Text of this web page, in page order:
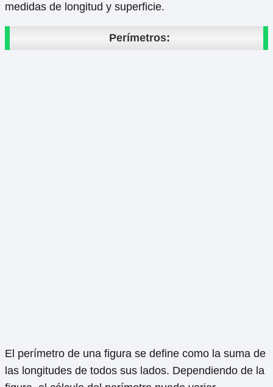
medidas de longitud y superficie.
Perímetros:
El perímetro de una figura se define como la suma de
las longitudes de todos sus lados. Dependiendo de la